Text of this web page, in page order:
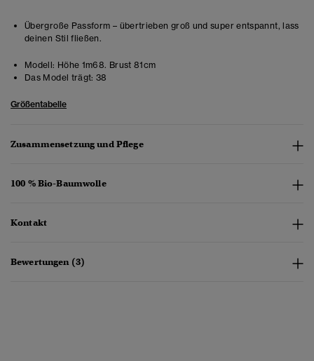
Übergroße Passform – übertrieben groß und super entspannt, lass
deinen Stil fließen.
Modell: Höhe 1m68. Brust 81cm
Das Model trägt: 38
Größentabelle
Zusammensetzung und Pflege
100 % Bio-Baumwolle
Kontakt
Bewertungen (3)